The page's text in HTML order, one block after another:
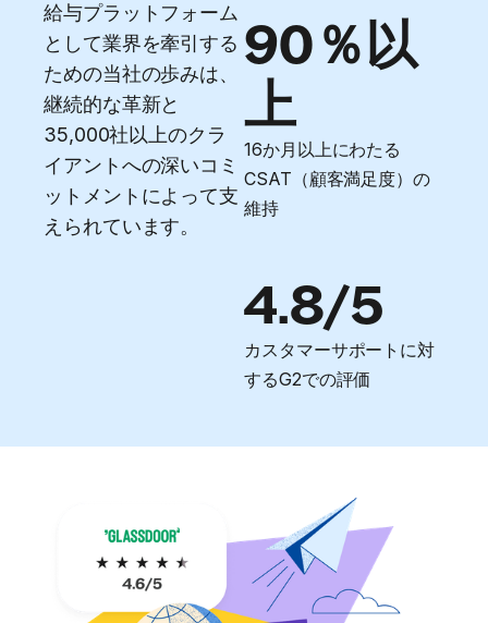
給与プラットフォーム
として業界を牽引する
ための当社の歩みは、
継続的な革新と
35,000社以上のクラ
イアントへの深いコミ
ットメントによって支
えられています。
90％以
上
16か月以上にわたる
CSAT（顧客満足度）の
維持
4.8/5
カスタマーサポートに対
するG2での評価